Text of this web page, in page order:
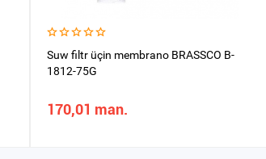
Suw filtr üçin membrano BRASSCO B-
1812-75G
170,01 man.